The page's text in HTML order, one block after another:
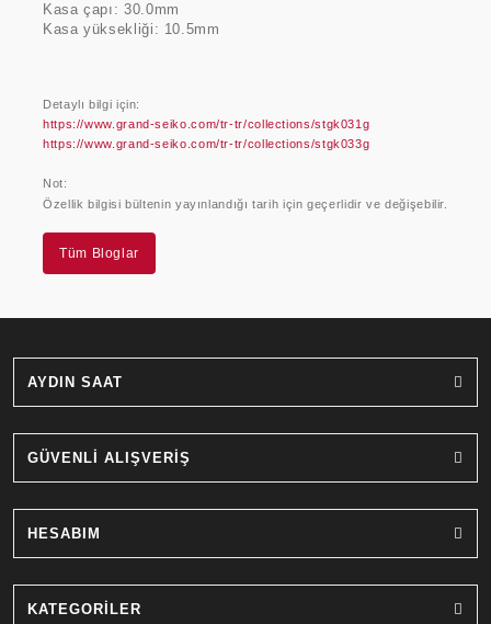
Kasa çapı: 30.0mm
Kasa yüksekliği: 10.5mm
Detaylı bilgi için:
https://www.grand-seiko.com/tr-tr/collections/stgk031g
https://www.grand-seiko.com/tr-tr/collections/stgk033g
Not:
Özellik bilgisi bültenin yayınlandığı tarih için geçerlidir ve değişebilir.
Tüm Bloglar
AYDIN SAAT
GÜVENLİ ALIŞVERİŞ
HESABIM
KATEGORİLER